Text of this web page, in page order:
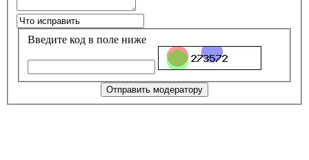
Введите код в поле ниже
Отправить модератору